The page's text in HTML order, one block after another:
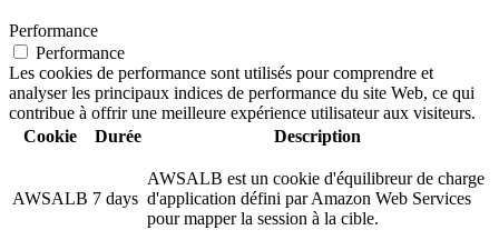
Performance
Performance
Les cookies de performance sont utilisés pour comprendre et
analyser les principaux indices de performance du site Web, ce qui
contribue à offrir une meilleure expérience utilisateur aux visiteurs.
Cookie
Durée Description
AWSALB 7 days
AWSALB est un cookie d'équilibreur de charge
d'application défini par Amazon Web Services
pour mapper la session à la cible.